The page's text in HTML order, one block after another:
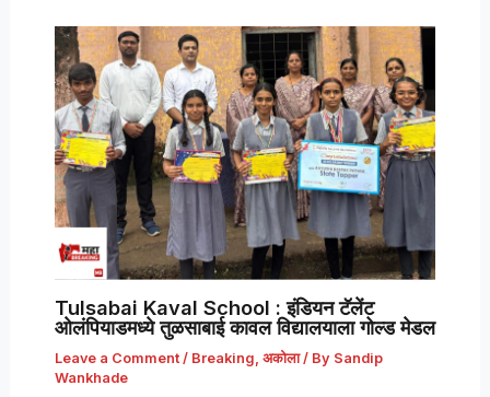
Tulsabai Kaval School : इंडियन टॅलेंट
ओलंपियाडमध्ये तुळसाबाई कावल विद्यालयाला गोल्ड मेडल
Leave a Comment / Breaking अकोला/ By Sandip
Wankhade